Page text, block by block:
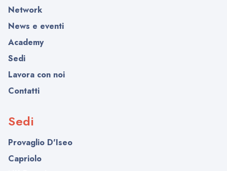
Network
News e eventi
Academy
Sedi
Lavora con noi
Contatti
Sedi
Provaglio D'Iseo
Capriolo